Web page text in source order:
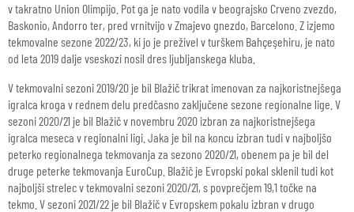
v takratno Union Olimpijo. Pot ga je nato vodila v beograjsko Crveno zvezdo,
Baskonio, Andorro ter, pred vrnitvijo v Zmajevo gnezdo, Barcelono. Z izjemo
tekmovalne sezone 2022/23, ki jo je preživel v turškem Bahçeşehiru, je nato
od leta 2019 dalje vseskozi nosil dres ljubljanskega kluba.
V tekmovalni sezoni 2019/20 je bil Blažič trikrat imenovan za najkoristnejšega
igralca kroga v rednem delu predčasno zaključene sezone regionalne lige. V
sezoni 2020/21 je bil Blažič v novembru 2020 izbran za najkoristnejšega
igralca meseca v regionalni ligi. Jaka je bil na koncu izbran tudi v najboljšo
peterko regionalnega tekmovanja za sezono 2020/21, obenem pa je bil del
druge peterke tekmovanja EuroCup. Blažič je Evropski pokal sklenil tudi kot
najboljši strelec v tekmovalni sezoni 2020/21, s povprečjem 19,1 točke na
tekmo. V sezoni 2021/22 je bil Blažič v Evropskem pokalu izbran v drugo